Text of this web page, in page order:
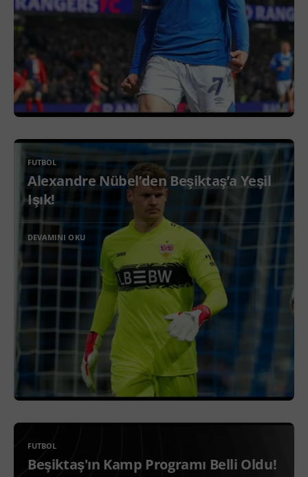
FUTBOL
Alexandre Nübel’den Beşiktaş’a Yeşil
Işık!
DEVAMINI OKU
FUTBOL
Beşiktaş'ın Kamp Programı Belli Oldu!